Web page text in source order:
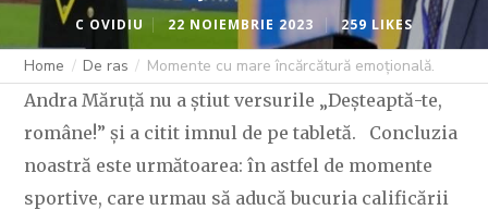
C OVIDIU 22 NOIEMBRIE 2023 259 LIKES
Home De ras Momente cu mare încărcătură emoțională.
Andra Măruță nu a știut versurile „Deșteaptă-te,
române!” și a citit imnul de pe tabletă. Concluzia
noastră este următoarea: în astfel de momente
sportive, care urmau să aducă bucuria calificării